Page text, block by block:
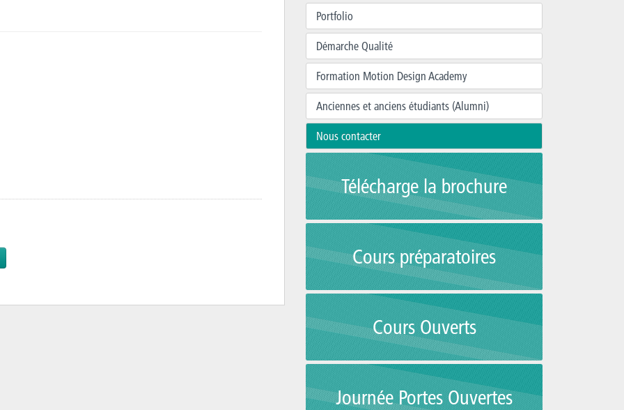
Portfolio
Démarche Qualité
Formation Motion Design Academy
Anciennes et anciens étudiants (Alumni)
Nous contacter
Télécharge la brochure
Cours préparatoires
Cours Ouverts
Journée Portes Ouvertes